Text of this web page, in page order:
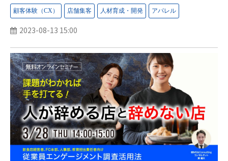
2023-08-13 15:00